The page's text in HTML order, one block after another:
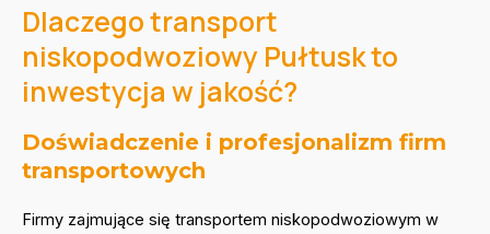
Dlaczego transport
niskopodwoziowy Pułtusk to
inwestycja w jakość?
Doświadczenie i profesjonalizm firm
transportowych
Firmy zajmujące się transportem niskopodwoziowym w